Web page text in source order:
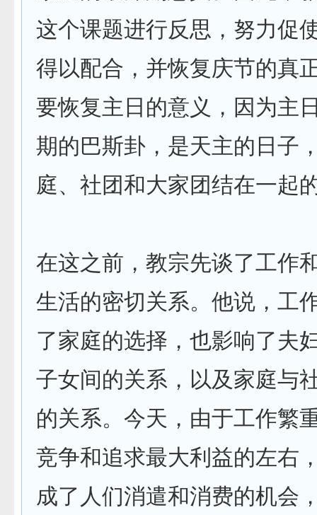
这个课题进行反思，努力促
得以配合，并恢复庆节的真
要恢复主日的意义，因为主
期的巴斯卦，是天主的日子
庭、社团和大家团结在一起
在这之前，教宗先谈了工作
生活的密切关系。他说，工
了家庭的选择，也影响了夫
子女间的关系，以及家庭与
的关系。今天，由于工作繁
竞争和追求最大利益的左右
成了人们消遣和消费的机会